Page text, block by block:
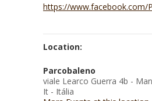
https://www.facebook.com/
Location:
Parcobaleno
viale Learco Guerra 4b -
It - Itália